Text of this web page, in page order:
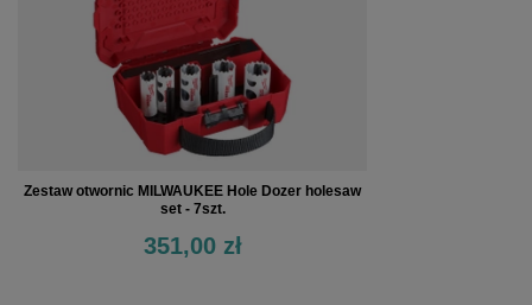
Zestaw otwornic MILWAUKEE Hole Dozer holesaw
set - 7szt.
351,00 zł